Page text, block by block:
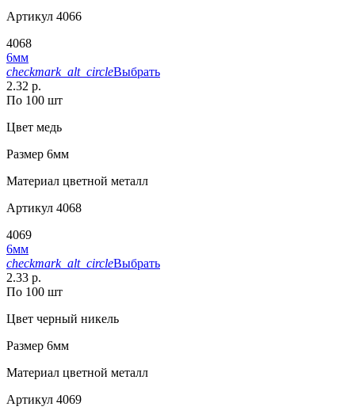
Артикул 4066
4068
6мм
checkmark_alt_circleВыбрать
2.32 р.
По 100 шт
Цвет медь
Размер 6мм
Материал цветной металл
Артикул 4068
4069
6мм
checkmark_alt_circleВыбрать
2.33 р.
По 100 шт
Цвет черный никель
Размер 6мм
Материал цветной металл
Артикул 4069